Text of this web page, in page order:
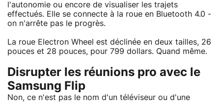
l'autonomie ou encore de visualiser les trajets
effectués. Elle se connecte à la roue en Bluetooth 4.0 -
on n'arrête pas le progrès.
La roue Electron Wheel est déclinée en deux tailles, 26
pouces et 28 pouces, pour 799 dollars. Quand même.
Disrupter les réunions pro avec le
Samsung Flip
Non, ce n'est pas le nom d'un téléviseur ou d'une